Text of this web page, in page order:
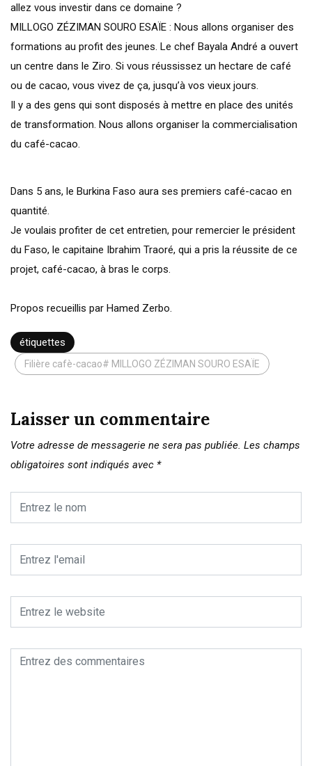
allez vous investir dans ce domaine ?
MILLOGO ZÉZIMAN SOURO ESAÏE : Nous allons organiser des
formations au profit des jeunes. Le chef Bayala André a ouvert
un centre dans le Ziro. Si vous réussissez un hectare de café
ou de cacao, vous vivez de ça, jusqu’à vos vieux jours.
Il y a des gens qui sont disposés à mettre en place des unités
de transformation. Nous allons organiser la commercialisation
du café-cacao.
Dans 5 ans, le Burkina Faso aura ses premiers café-cacao en
quantité.
Je voulais profiter de cet entretien, pour remercier le président
du Faso, le capitaine Ibrahim Traoré, qui a pris la réussite de ce
projet, café-cacao, à bras le corps.
Propos recueillis par Hamed Zerbo.
étiquettes
Filière cafè-cacao# MILLOGO ZÉZIMAN SOURO ESAÏE
Laisser un commentaire
Votre adresse de messagerie ne sera pas publiée. Les champs
obligatoires sont indiqués avec *